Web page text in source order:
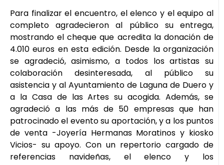
Para finalizar el encuentro, el elenco y el equipo al
completo agradecieron al público su entrega,
mostrando el cheque que acredita la donación de
4.010 euros en esta edición. Desde la organización
se agradeció, asimismo, a todos los artistas su
colaboración desinteresada, al público su
asistencia y al Ayuntamiento de Laguna de Duero y
a la Casa de las Artes su acogida. Además, se
agradeció a las más de 50 empresas que han
patrocinado el evento su aportación, y a los puntos
de venta -Joyería Hermanas Moratinos y kiosko
Vicios- su apoyo. Con un repertorio cargado de
referencias navideñas, el elenco y los